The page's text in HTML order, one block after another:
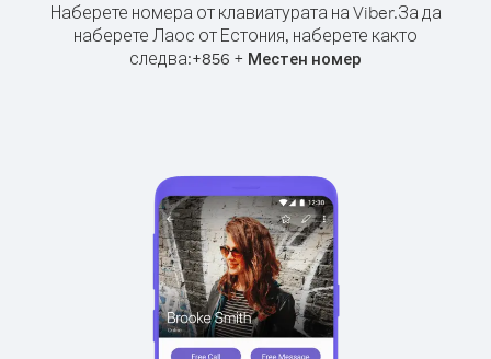
Наберете номера от клавиатурата на Viber.За да
наберете Лаос от Естония, наберете както
следва:+856 + Местен номер